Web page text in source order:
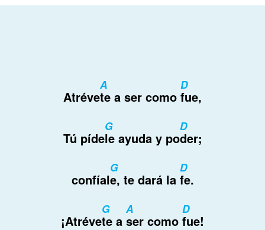
Atréve
A
te a ser como
D
fue,
Tú píde
G
le ayuda y po
D
der;
confíal
G
e, te dará la
D
fe.
¡Atréve
G
te a
A
ser como
D
fue!